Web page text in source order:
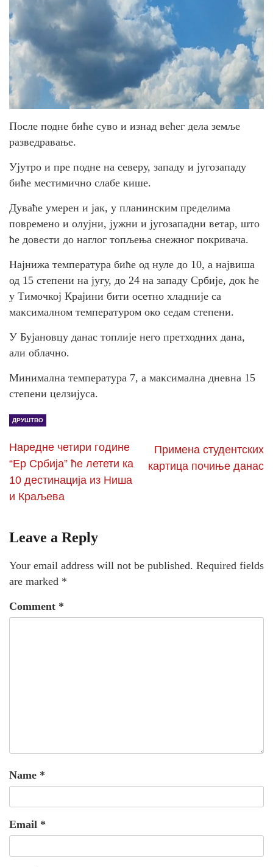
После подне биће суво и изнад већег дела земље
разведравање.
Ујутро и пре подне на северу, западу и југозападу
биће местимично слабе кише.
Дуваће умерен и јак, у планинским пределима
повремено и олујни, јужни и југозападни ветар, што
ће довести до наглог топљења снежног покривача.
Најнижа температура биће од нуле до 10, а највиша
од 15 степени на југу, до 24 на западу Србије, док ће
у Тимочкој Крајини бити осетно хладније са
максималном температуром око седам степени.
У Бујановцу данас топлије него претходних дана,
али облачно.
Минимална температура 7, а максимална дневна 15
степени целзијуса.
ДРУШТВО
Наредне четири године
“Ер Србија” ће летети ка
10 дестинација из Ниша
и Краљева
Примена студентских
картица почиње данас
Leave a Reply
Your email address will not be published. Required fields
are marked *
Comment *
Name *
Email *